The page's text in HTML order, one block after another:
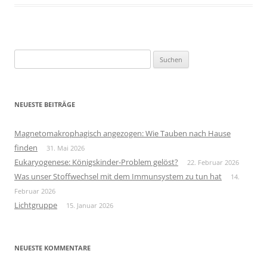
nach:
NEUESTE BEITRÄGE
Magnetomakrophagisch angezogen: Wie Tauben nach Hause
finden
31. Mai 2026
Eukaryogenese: Königskinder-Problem gelöst? 22. Februar 2026
Was unser Stoffwechsel mit dem Immunsystem zu tun hat
14.
Februar 2026
Lichtgruppe 15. Januar 2026
NEUESTE KOMMENTARE